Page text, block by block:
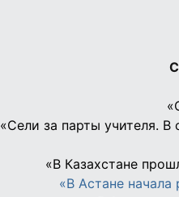
«Сели за парты учителя.
«В Казахстане
«В Астане